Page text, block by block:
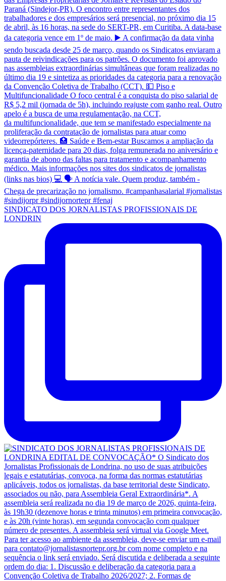
SINDICATO DOS JORNALISTAS PROFISSIONAIS DE
LONDRIN